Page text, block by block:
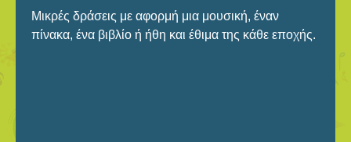
Μικρές δράσεις με αφορμή μια μουσική, έναν
πίνακα, ένα βιβλίο ή ήθη και έθιμα της κάθε εποχής.